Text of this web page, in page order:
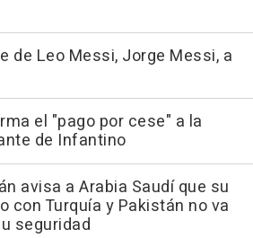
de Leo Messi, Jorge Messi, a
el "pago por cese" a la
de Infantino
avisa a Arabia Saudí que su
con Turquía y Pakistán no va
seguridad